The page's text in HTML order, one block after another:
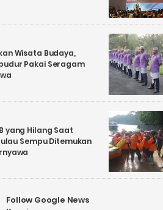
Wisata Budaya,
Pakai Seragam
yang Hilang Saat
Sempu Ditemukan
Follow Google News